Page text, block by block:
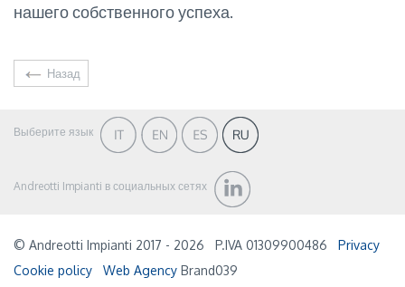
нашего собственного успеха.
Назад
Выберите язык
Andreotti Impianti в социальных сетях
© Andreotti Impianti 2017 - 2026 P.IVA 01309900486
Privacy
Cookie policy
Web Agency Brand039